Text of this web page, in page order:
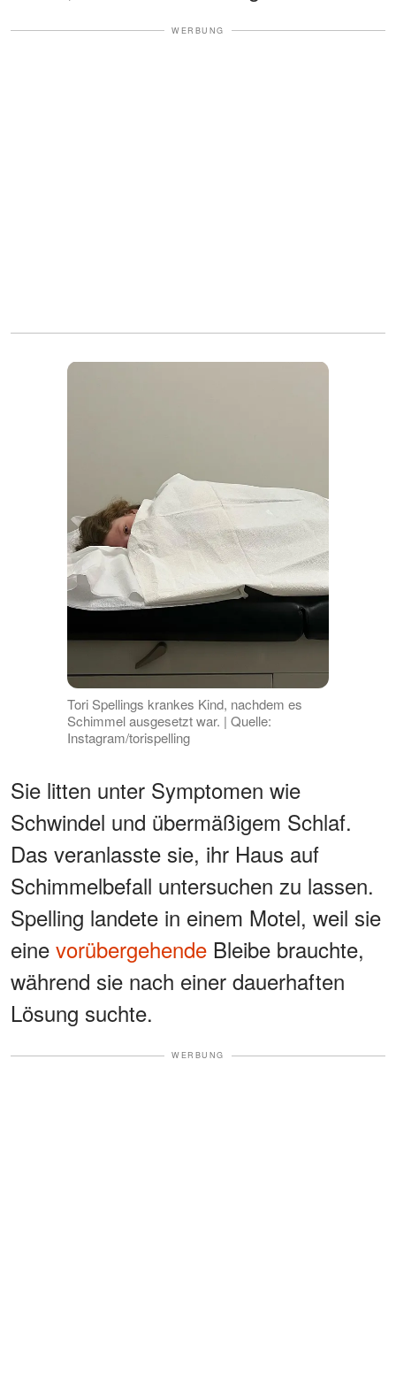
WERBUNG
Tori Spellings krankes Kind, nachdem es
Schimmel ausgesetzt war. | Quelle:
Instagram/torispelling
Sie litten unter Symptomen wie
Schwindel und übermäßigem Schlaf.
Das veranlasste sie, ihr Haus auf
Schimmelbefall untersuchen zu lassen.
Spelling landete in einem Motel, weil sie
eine vorübergehende Bleibe brauchte,
während sie nach einer dauerhaften
Lösung suchte.
WERBUNG